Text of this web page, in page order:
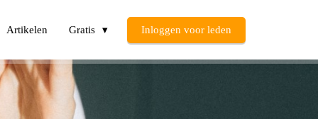
Artikelen Gratis Inloggen voor leden